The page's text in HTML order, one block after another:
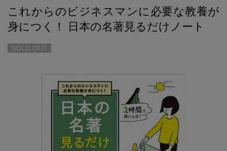
これからのビジネスマンに必要な教養が
身につく！ 日本の名著見るだけノート
SOLD OUT